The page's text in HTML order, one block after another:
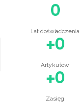
0
Lat doświadczenia
0
Artykułów
0
Zasięg